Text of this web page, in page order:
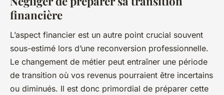
financière
L’aspect financier est un autre point crucial souvent
sous-estimé lors d’une reconversion professionnelle.
Le changement de métier peut entraîner une période
de transition où vos revenus pourraient être incertains
ou diminués. Il est donc primordial de préparer cette